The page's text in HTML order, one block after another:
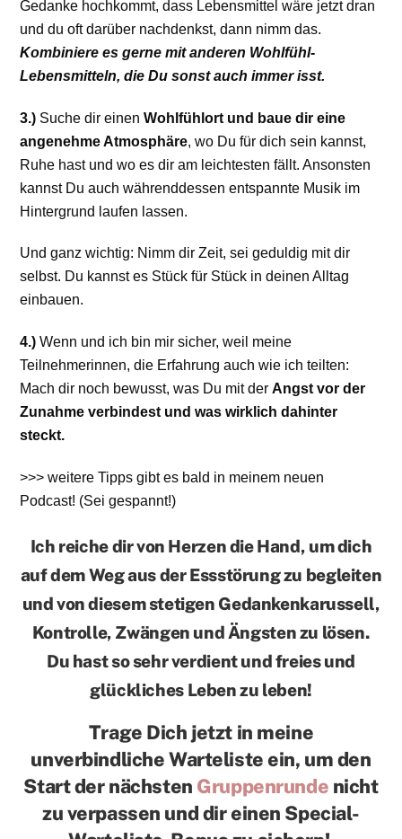
Gedanke hochkommt, dass Lebensmittel wäre jetzt dran
und du oft darüber nachdenkst, dann nimm das.
Kombiniere es gerne mit anderen Wohlfühl-
Lebensmitteln, die Du sonst auch immer isst.
3.) Suche dir einenWohlfühlort und baue dir eine
angenehme Atmosphäre, wo Du für dich sein kannst,
Ruhe hast und wo es dir am leichtesten fällt. Ansonsten
kannst Du auch währenddessen entspannte Musik im
Hintergrund laufen lassen.
Und ganz wichtig: Nimm dir Zeit, sei geduldig mit dir
selbst. Du kannst es Stück für Stück in deinen Alltag
einbauen.
4.) Wenn und ich bin mir sicher, weil meine
Teilnehmerinnen, die Erfahrung auch wie ich teilten:
Mach dir noch bewusst, was Du mit derAngst vor der
Zunahme verbindest und was wirklich dahinter
steckt.
>>> weitere Tipps gibt es bald in meinem neuen
Podcast! (Sei gespannt!)
Ich reiche dir von Herzen die Hand, um dich
auf dem Weg aus der Essstörung zu begleiten
und von diesem stetigen Gedankenkarussell,
Kontrolle, Zwängen und Ängsten zu lösen.
Du hast so sehr verdient und freies und
glückliches Leben zu leben!
Trage Dich jetzt in meine
unverbindliche Warteliste ein, um den
Start der nächsten Gruppenrunde nicht
zu verpassen und dir einen Special-